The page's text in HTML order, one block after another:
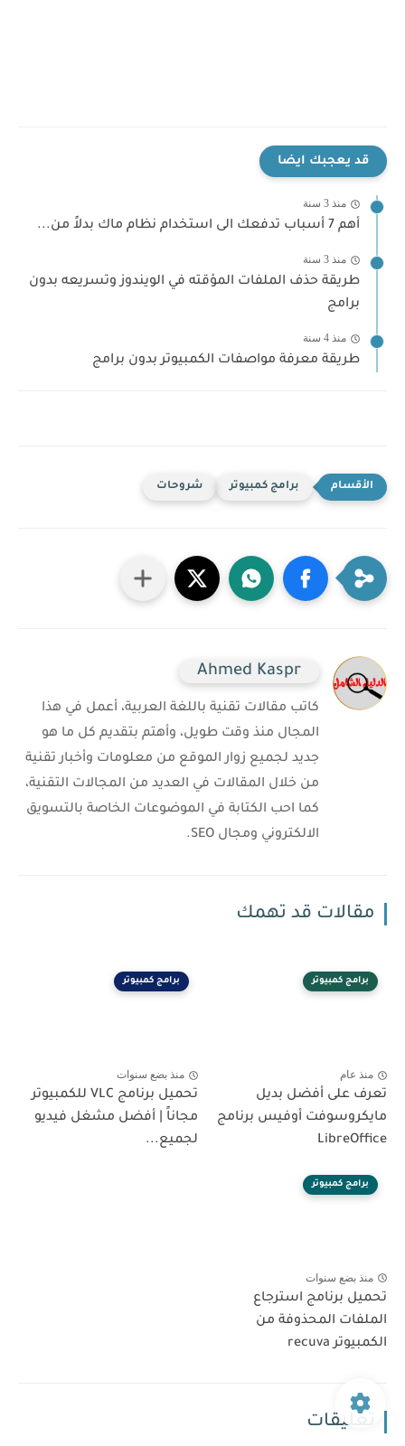
قد يعجبك ايضا
منذ 3 سنة
أهم 7 أسباب تدفعك الى استخدام نظام ماك بدلاً من...
منذ 3 سنة
طريقة حذف الملفات المؤقته في الويندوز وتسريعه بدون
برامج
منذ 4 سنة
طريقة معرفة مواصفات الكمبيوتر بدون برامج
برامج كمبيوتر شروحات
Ahmed Kaspr
كاتب مقالات تقنية باللغة العربية، أعمل في هذا
المجال منذ وقت طويل، وأهتم بتقديم كل ما هو
جديد لجميع زوار الموقع من معلومات وأخبار تقنية
من خلال المقالات في العديد من المجالات التقنية،
كما احب الكتابة في الموضوعات الخاصة بالتسويق
الالكتروني ومجال SEO.
مقالات قد تهمك
برامج كمبيوتر
منذ عام
تعرف على أفضل بديل
مايكروسوفت أوفيس برنامج
LibreOffice
برامج كمبيوتر
منذ بضع سنوات
تحميل برنامج VLC للكمبيوتر
مجاناً | أفضل مشغل فيديو
لجميع...
برامج كمبيوتر
منذ بضع سنوات
تحميل برنامج استرجاع
الملفات المحذوفة من
الكمبيوتر recuva
تعليقات